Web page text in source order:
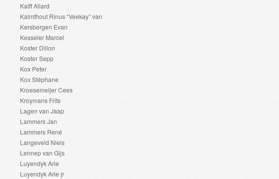
Kalff Allard
Kalmthout Rinus “Veekay” van
Kersbergen Evan
Kesseler Marcel
Koster Dillon
Koster Sepp
Kox Peter
Kox Stéphane
Kroesemeijer Cees
Kroymans Frits
Lagen van Jaap
Lammers Jan
Lammers René
Langeveld Niels
Lennep van Gijs
Luyendyk Arie
Luyendyk Arie jr